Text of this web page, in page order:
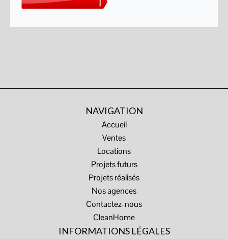
NAVIGATION
Accueil
Ventes
Locations
Projets futurs
Projets réalisés
Nos agences
Contactez-nous
CleanHome
INFORMATIONS LÉGALES